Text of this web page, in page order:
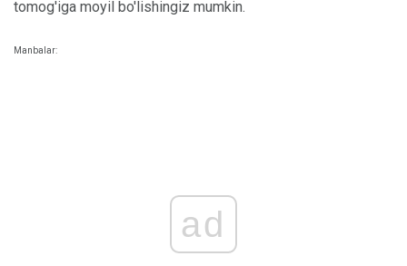
tomog'iga moyil bo'lishingiz mumkin.
Manbalar:
ad